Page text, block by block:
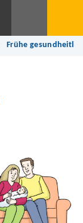
Frühe